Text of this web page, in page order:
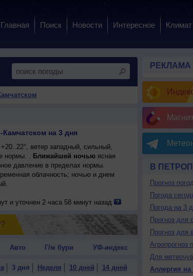
Главная Поиск Новости Интересное Климат
на 3 дня
ветер западный, сильный,
нормы. . Ближайшей ночьюясная
давление в пределах нормы.
облачность; ночью и днем
и уточнен 2 часа 58 минут назад
Авто Г/м бури УФ-индекс
3 дня Неделя 10 дней 14 дней
РЕКЛАМА
В
Прогноз
Погода
Погода на 3
Прогноз для
Прогноз для
Агропрогноз
Для
Аллергия на